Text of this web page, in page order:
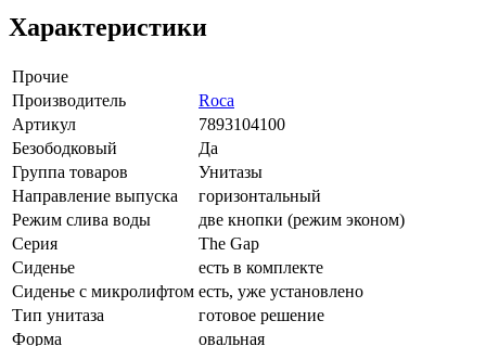
Характеристики
Прочие
Производитель
Roca
Артикул
7893104100
Безободковый
Да
Группа товаров
Унитазы
Направление выпуска
горизонтальный
Режим слива воды
две кнопки (режим эконом)
Серия
The Gap
Сиденье
есть в комплекте
Сиденье с микролифтом есть, уже установлено
Тип унитаза
готовое решение
Форма
овальная